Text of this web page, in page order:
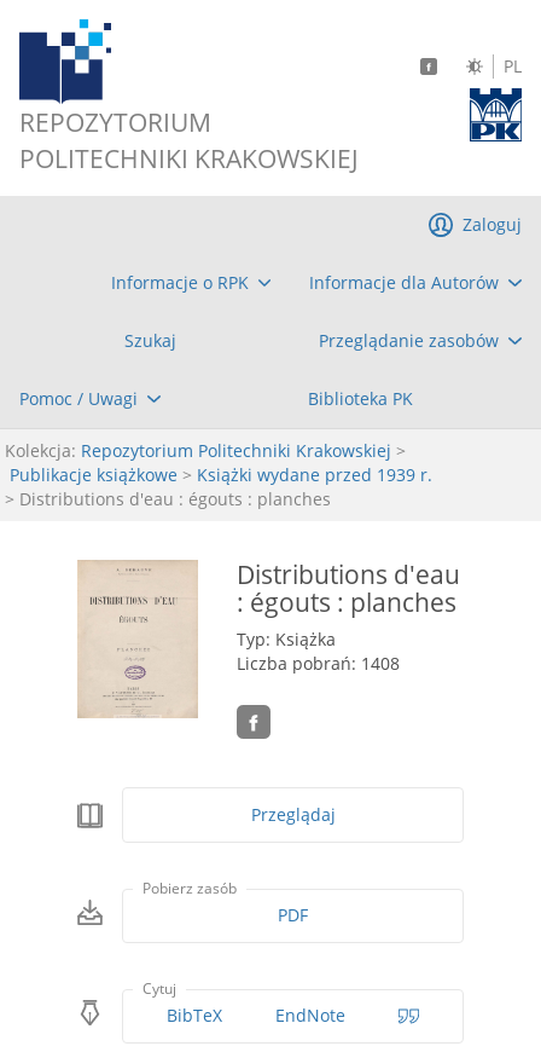
REPOZYTORIUM
POLITECHNIKI KRAKOWSKIEJ
PL
Informacje o RPK Informacje dla Autorów
Szukaj Przeglądanie zasobów
Pomoc / Uwagi Biblioteka PK
Zaloguj
Kolekcja: Repozytorium Politechniki Krakowskiej >
Publikacje książkowe > Książki wydane przed 1939 r.
> Distributions d'eau : égouts : planches
Distributions d'eau
: égouts : planches
Typ: Książka
Liczba pobrań: 1408
Przeglądaj
Pobierz zasób
PDF
Cytuj
BibTeX EndNote